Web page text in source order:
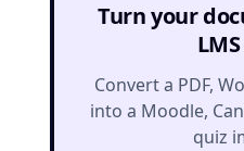
Turn your
Convert a PDF,
into a Moodle,
quiz